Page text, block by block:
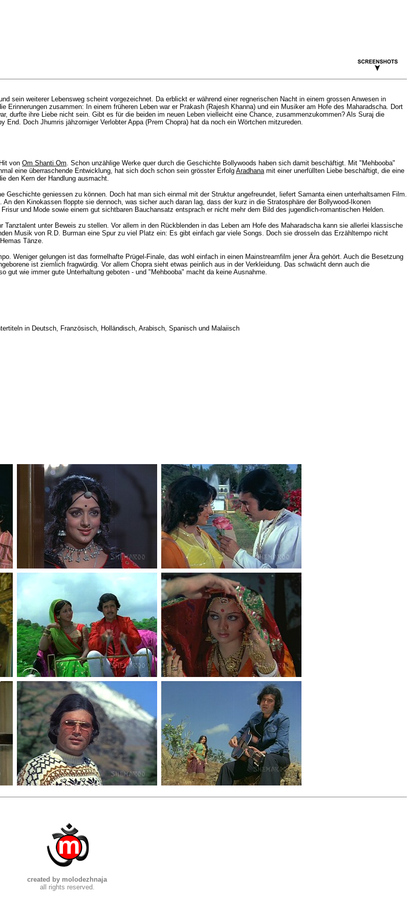
sein weiterer Lebensweg scheint vorgezeichnet. Da erblickt er während einer regnerischen Nacht in einem grossen Anwesen in
Erinnerungen zusammen: In einem früheren Leben war er Prakash (Rajesh Khanna) und ein Musiker am Hofe des Maharadscha. Dort
durfte ihre Liebe nicht sein. Gibt es für die beiden im neuen Leben vielleicht eine Chance, zusammenzukommen? Als Suraj die
Doch Jhumris jähzorniger Verlobter Appa (Prem Chopra) hat da noch ein Wörtchen mitzureden.
von Om Shanti Om. Schon unzählige Werke quer durch die Geschichte Bollywoods haben sich damit beschäftigt. Mit "Mehbooba"
eine überraschende Entwicklung, hat sich doch schon sein grösster Erfolg Aradhanamit einer unerfüllten Liebe beschäftigt, die eine
den Kern der Handlung ausmacht.
geniessen zu können. Doch hat man sich einmal mit der Struktur angefreundet, liefert Samanta einen unterhaltsamen Film.
den Kinokassen floppte sie dennoch, was sicher auch daran lag, dass der kurz in die Stratosphäre der Bollywood-Ikonen
Frisur und Mode sowie einem gut sichtbaren Bauchansatz entsprach er nicht mehr dem Bild des jugendlich-romantischen Helden.
unter Beweis zu stellen. Vor allem in den Rückblenden in das Leben am Hofe des Maharadscha kann sie allerlei klassische
Musik von R.D. Burman eine Spur zu viel Platz ein: Es gibt einfach gar viele Songs. Doch sie drosseln das Erzähltempo nicht
Tänze.
Weniger gelungen ist das formelhafte Prügel-Finale, das wohl einfach in einen Mainstreamfilm jener Ära gehört. Auch die Besetzung
ist ziemlich fragwürdig. Vor allem Chopra sieht etwas peinlich aus in der Verkleidung. Das schwächt denn auch die
wie immer gute Unterhaltung geboten - und "Mehbooba" macht da keine Ausnahme.
in Deutsch, Französisch, Holländisch, Arabisch, Spanisch und Malaiisch
created by molodezhnaja
all rights reserved.